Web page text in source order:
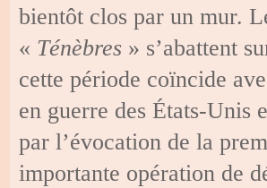
bientôt clos par un mur.
« Ténèbres » s’abattent
cette période coïncide
en guerre des États-Unis
par l’évocation de la
importante opération de